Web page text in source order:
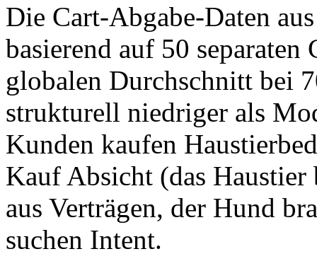
Die Cart-Abgabe-Daten
basierend auf 50
globalen Durchschnitt bei
strukturell niedriger als
Kunden kaufen
Kauf Absicht (das
aus Verträgen, der Hund
suchen Intent.